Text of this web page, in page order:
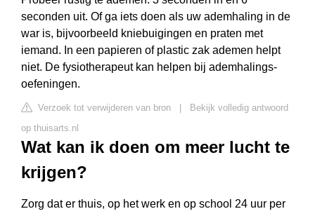
seconden uit. Of ga iets doen als uw ademhaling in de
war is, bijvoorbeeld kniebuigingen en praten met
iemand. In een papieren of plastic zak ademen helpt
niet. De fysiotherapeut kan helpen bij ademhalings-
oefeningen.
Verzoek tot verwijderen van bron
Bekijk volledig antwoord
op thuisarts.nl
Wat kan ik doen om meer lucht te
krijgen?
Zorg dat er thuis, op het werk en op school 24 uur per